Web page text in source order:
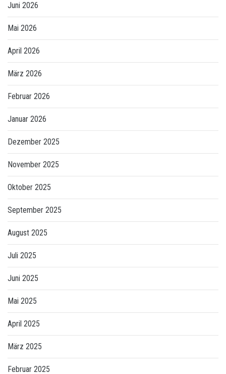
Juni 2026
Mai 2026
April 2026
März 2026
Februar 2026
Januar 2026
Dezember 2025
November 2025
Oktober 2025
September 2025
August 2025
Juli 2025
Juni 2025
Mai 2025
April 2025
März 2025
Februar 2025